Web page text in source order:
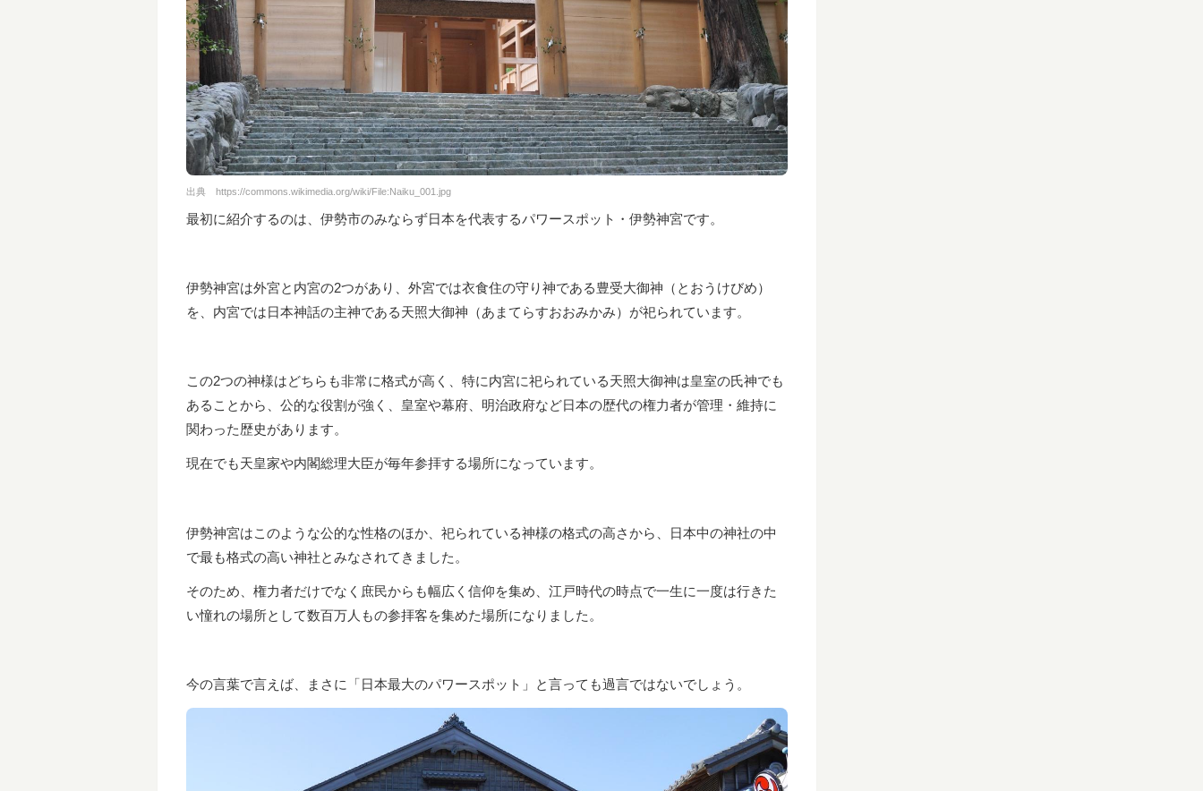
出典 https://commons.wikimedia.org/wiki/File:Naiku_001.jpg
最初に紹介するのは、伊勢市のみならず日本を代表するパワースポット・伊勢神宮です。
伊勢神宮は外宮と内宮の2つがあり、外宮では衣食住の守り神である豊受大御神（とおうけびめ）
を、内宮では日本神話の主神である天照大御神（あまてらすおおみかみ）が祀られています。
この2つの神様はどちらも非常に格式が高く、特に内宮に祀られている天照大御神は皇室の氏神でも
あることから、公的な役割が強く、皇室や幕府、明治政府など日本の歴代の権力者が管理・維持に
関わった歴史があります。
現在でも天皇家や内閣総理大臣が毎年参拝する場所になっています。
伊勢神宮はこのような公的な性格のほか、祀られている神様の格式の高さから、日本中の神社の中
で最も格式の高い神社とみなされてきました。
そのため、権力者だけでなく庶民からも幅広く信仰を集め、江戸時代の時点で一生に一度は行きた
い憧れの場所として数百万人もの参拝客を集めた場所になりました。
今の言葉で言えば、まさに「日本最大のパワースポット」と言っても過言ではないでしょう。